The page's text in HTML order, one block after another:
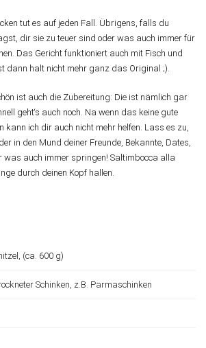
tut es auf jeden Fall. Übrigens, falls du
dir sie zu teuer sind oder was auch immer für
Das Gericht funktioniert auch mit Fisch und
dann halt nicht mehr ganz das Original ;).
ist auch die Zubereitung: Die ist nämlich gar
geht‘s auch noch. Na wenn das keine gute
ich dir auch nicht mehr helfen. Lass es zu,
in den Mund deiner Freunde, Bekannte, Dates,
was auch immer springen! Saltimbocca alla
durch deinen Kopf hallen.
(ca. 600 g)
Schinken, z.B. Parmaschinken